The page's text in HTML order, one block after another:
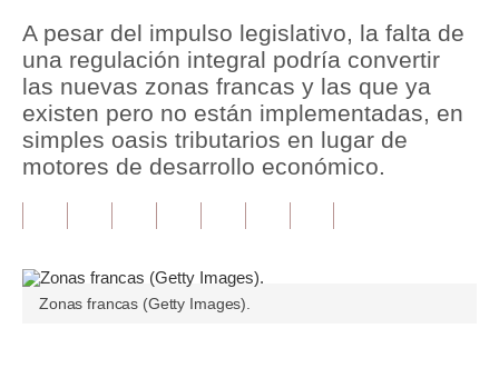
Finanzas Personales
Inmobiliarias
Plus G
Pregunta de hoy
A pesar del impulso legislativo, la falta de
una regulación integral podría convertir
las nuevas zonas francas y las que ya
existen pero no están implementadas, en
simples oasis tributarios en lugar de
motores de desarrollo económico.
Zonas francas (Getty Images).